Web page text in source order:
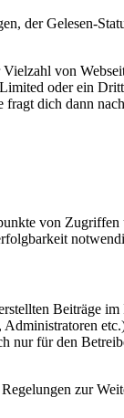
der Gelesen-
von
oder ein
dich dann
von
Beiträge
nur für den
zur